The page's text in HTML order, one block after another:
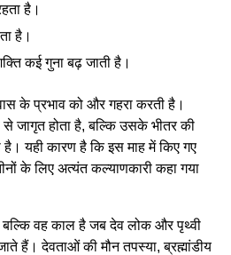
है।
है।
कई गुना बढ़ जाती है।
के प्रभाव को और गहरा करती है।
जागृत होता है, बल्कि उसके भीतर की
है। यही कारण है कि इस माह में किए गए
के लिए अत्यंत कल्याणकारी कहा गया
बल्कि वह काल है जब देव लोक और पृथ्वी
हैं। देवताओं की मौन तपस्या, ब्रह्मांडीय